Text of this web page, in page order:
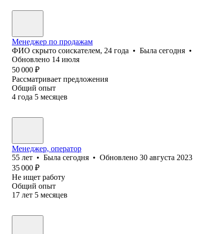
Менеджер по продажам
ФИО скрыто соискателем, 24 года • Была сегодня •
Обновлено 14 июля
50 000 ₽
Рассматривает предложения
Общий опыт
4 года 5 месяцев
Менеджер, оператор
55 лет • Была сегодня • Обновлено 30 августа 2023
35 000 ₽
Не ищет работу
Общий опыт
17 лет 5 месяцев